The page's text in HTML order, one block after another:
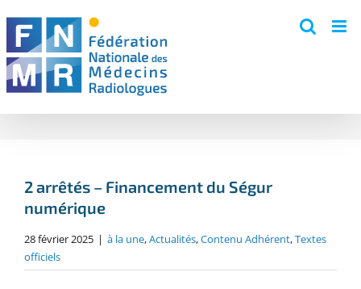
content
2 arrêtés – Financement du Ségur
numérique
28 février 2025 | à la une,Actualités,Contenu Adhérent,Textes
officiels